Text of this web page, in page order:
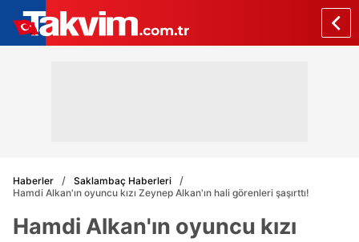
Haberler
Saklambaç Haberleri
Hamdi Alkan'ın oyuncu kızı Zeynep Alkan'ın hali görenleri şaşırttı!
Hamdi Alkan'ın oyuncu kızı